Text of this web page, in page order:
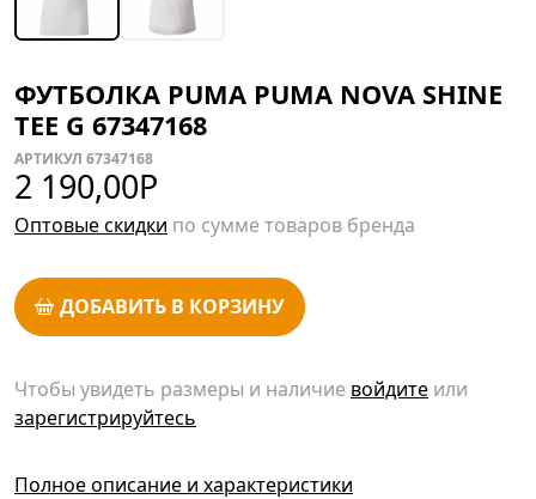
ФУТБОЛКА PUMA PUMA NOVA SHINE
TEE G 67347168
АРТИКУЛ 67347168
2 190,00Р
Оптовые скидки по сумме товаров бренда
ДОБАВИТЬ В КОРЗИНУ
Чтобы увидеть размеры и наличие войдите или
зарегистрируйтесь
Полное описание и характеристики